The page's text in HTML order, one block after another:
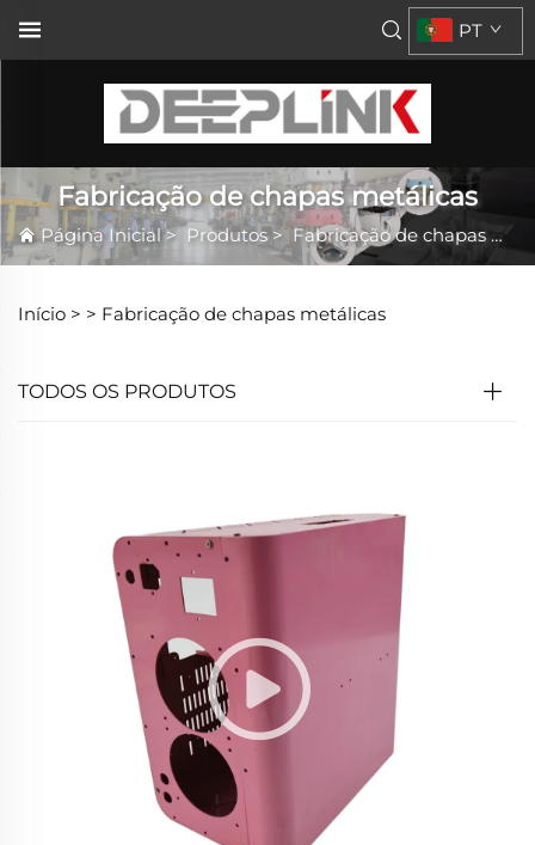
PT
Fabricação de chapas metálicas
Página Inicial> Produtos > Fabricação de chapas metálicas
Início > > Fabricação de chapas metálicas
TODOS OS PRODUTOS